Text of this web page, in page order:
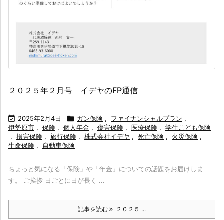
２０２５年２月号 イデヤのFP通信
 2025年2月4日  ガン保険 , ファイナンシャルプラン ,
伊勢原市 , 保険 , 個人年金 , 傷害保険 , 医療保険 , 学生こども保険
, 損害保険 , 旅行保険 , 株式会社イデヤ , 死亡保険 , 火災保険 ,
生命保険 , 自動車保険
ちょっと気になる「保険」や「年金」についての話題をお届けしま
す。 ご挨拶 日ごとに日が長く ...
記事を読む ２０２５ ...